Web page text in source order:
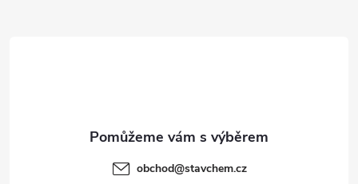
obchod@stavchem.cz